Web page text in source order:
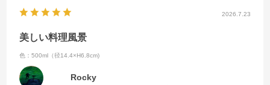
2026.7.23
美しい料理風景
色：500ml（径14.4×H6.8cm)
Rocky